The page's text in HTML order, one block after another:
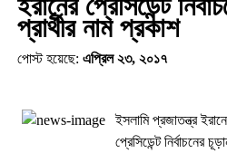
প্রার্থীর নাম প্রকাশ
পোস্ট হয়েছে: এপ্রিল ২৩, ২০১৭
ইসলামি প্রজাতন্ত্র
প্রেসিডেন্ট নির্বাচনের